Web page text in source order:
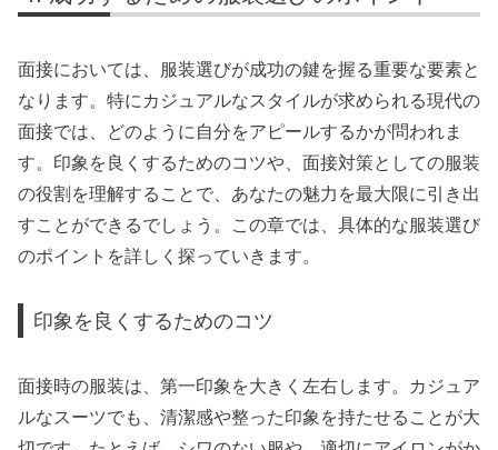
面接においては、服装選びが成功の鍵を握る重要な要素と
なります。特にカジュアルなスタイルが求められる現代の
面接では、どのように自分をアピールするかが問われま
す。印象を良くするためのコツや、面接対策としての服装
の役割を理解することで、あなたの魅力を最大限に引き出
すことができるでしょう。この章では、具体的な服装選び
のポイントを詳しく探っていきます。
印象を良くするためのコツ
面接時の服装は、第一印象を大きく左右します。カジュア
ルなスーツでも、清潔感や整った印象を持たせることが大